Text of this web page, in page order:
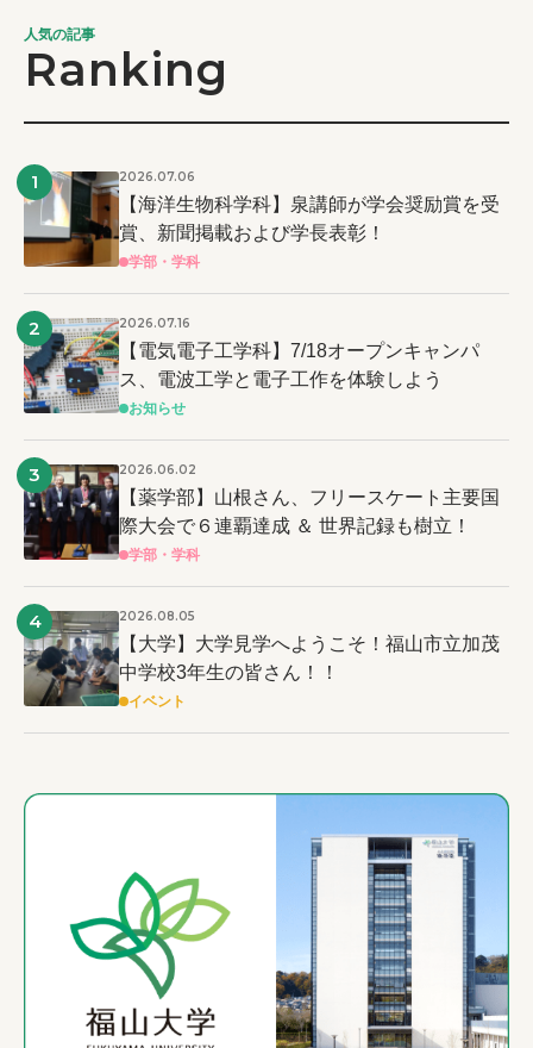
人気の記事
Ranking
1 2026.07.06
【海洋生物科学科】泉講師が学会奨励賞を受
賞、新聞掲載および学長表彰！
学部・学科
2 2026.07.16
【電気電子工学科】7/18オープンキャンパ
ス、電波工学と電子工作を体験しよう
お知らせ
3 2026.06.02
【薬学部】山根さん、フリースケート主要国
際大会で６連覇達成 ＆ 世界記録も樹立！
学部・学科
4 2026.08.05
【大学】大学見学へようこそ！福山市立加茂
中学校3年生の皆さん！！
イベント